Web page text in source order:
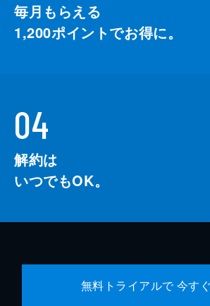
毎月もらえる
1,200ポイントでお得に。
04
解約は
いつでもOK。
無料トライアルで 今す